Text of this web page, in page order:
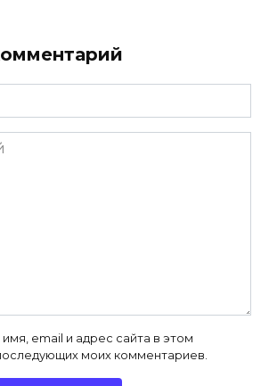
email и адрес сайта в этом
моих комментариев.